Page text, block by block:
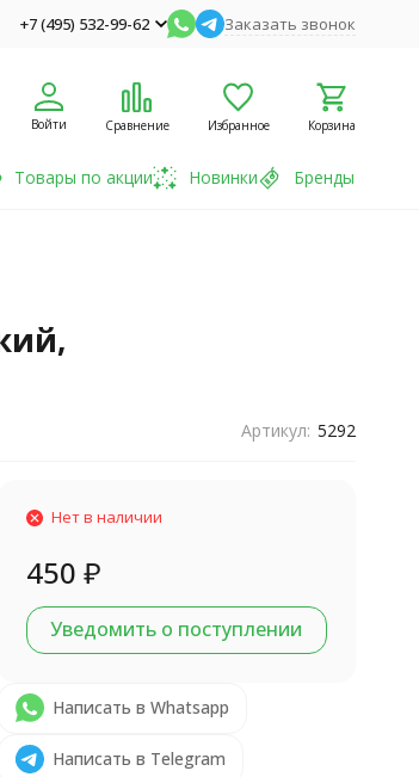
+7 (495) 532-99-62 Заказать звонок
Войти Сравнение Избранное Корзина
Товары по акции Новинки Бренды
Артикул: 5292
Нет в наличии
450 ₽
Уведомить о поступлении
Написать в Whatsapp
Написать в Telegram